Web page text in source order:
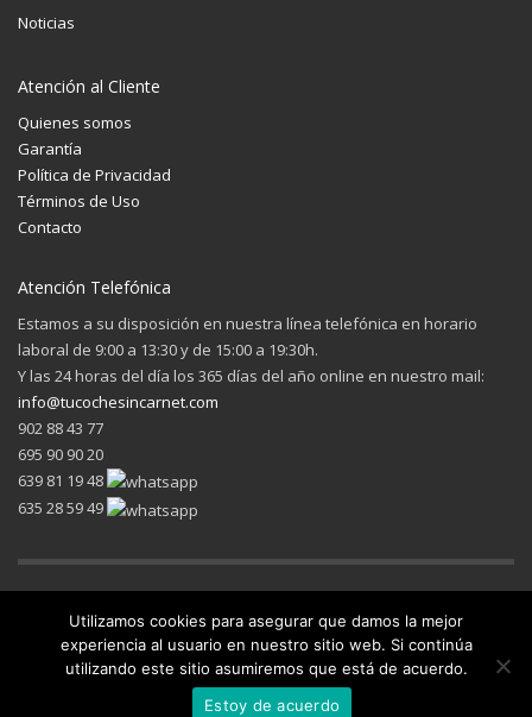
Noticias
Atención al Cliente
Quienes somos
Garantía
Política de Privacidad
Términos de Uso
Contacto
Atención Telefónica
Estamos a su disposición en nuestra línea telefónica en horario
laboral de 9:00 a 13:30 y de 15:00 a 19:30h.
Y las 24 horas del día los 365 días del año online en nuestro mail:
info@tucochesincarnet.com
902 88 43 77
695 90 90 20
639 81 19 48
635 28 59 49
© 2022
Utilizamos cookies para asegurar que damos la mejor
experiencia al usuario en nuestro sitio web. Si continúa
utilizando este sitio asumiremos que está de acuerdo.
Estoy de acuerdo